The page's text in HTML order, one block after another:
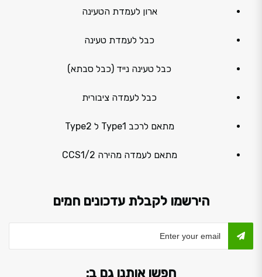
ארון לעמדת הטעינה
כבל לעמדת טעינה
כבל טעינה נייד (כבל סבתא)
כבל לעמדה ציבורית
מתאם לרכב Type1 ל Type2
מתאם לעמדה מהירה CCS1/2
הירשמו לקבלת עדכונים חמים
חפשו אותנו גם ב: